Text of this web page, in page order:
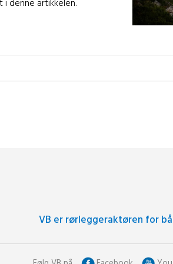
i denne artikkelen.
VB er rørleggeraktøren for